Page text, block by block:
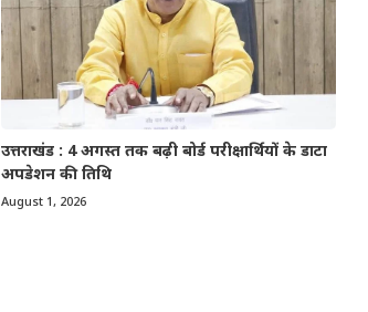
उत्तराखंड : 4 अगस्त तक बढ़ी बोर्ड परीक्षार्थियों के डाटा
अपडेशन की तिथि
August 1, 2026